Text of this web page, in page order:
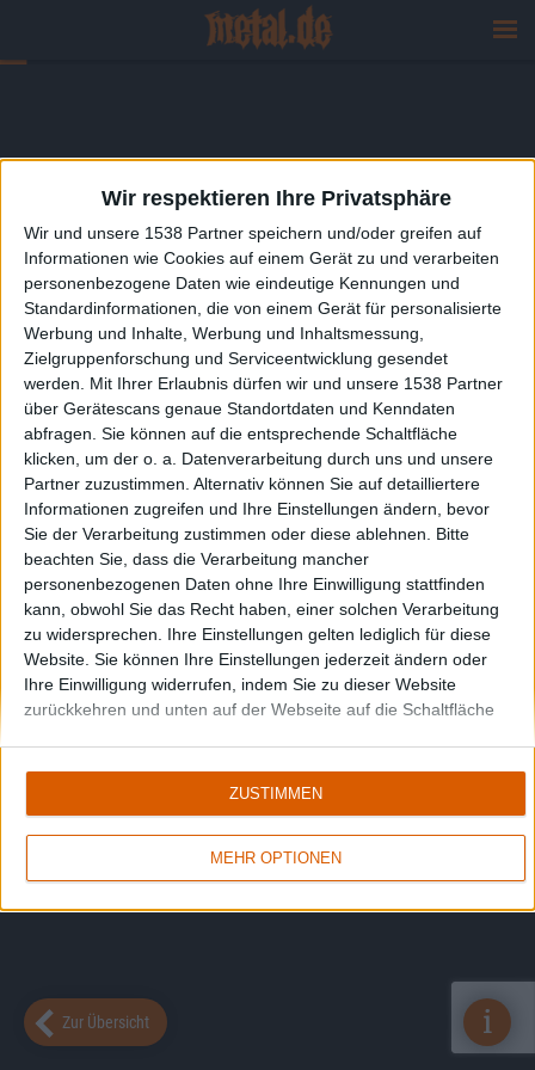
Wir respektieren Ihre Privatsphäre
Wir und unsere 1538 Partner speichern und/oder greifen auf
Informationen wie Cookies auf einem Gerät zu und verarbeiten
personenbezogene Daten wie eindeutige Kennungen und
Standardinformationen, die von einem Gerät für personalisierte
Werbung und Inhalte, Werbung und Inhaltsmessung,
Zielgruppenforschung und Serviceentwicklung gesendet
werden.
Mit Ihrer Erlaubnis dürfen wir und unsere 1538 Partner
über Gerätescans genaue Standortdaten und Kenndaten
abfragen. Sie können auf die entsprechende Schaltfläche
klicken, um der o. a. Datenverarbeitung durch uns und unsere
Partner zuzustimmen. Alternativ können Sie auf detailliertere
Informationen zugreifen und Ihre Einstellungen ändern, bevor
Sie der Verarbeitung zustimmen oder diese ablehnen.
Bitte
beachten Sie, dass die Verarbeitung mancher
personenbezogenen Daten ohne Ihre Einwilligung stattfinden
kann, obwohl Sie das Recht haben, einer solchen Verarbeitung
zu widersprechen. Ihre Einstellungen gelten lediglich für diese
Website. Sie können Ihre Einstellungen jederzeit ändern oder
Ihre Einwilligung widerrufen, indem Sie zu dieser Website
zurückkehren und unten auf der Webseite auf die Schaltfläche
MEHR OPTIONEN
ZUSTIMMEN
Zur Übersicht i